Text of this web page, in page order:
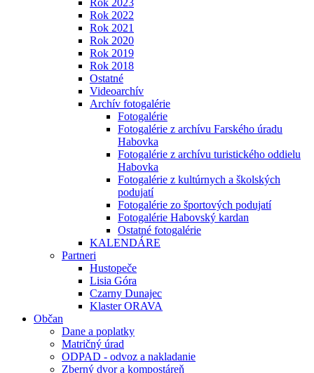
Rok 2023
Rok 2022
Rok 2021
Rok 2020
Rok 2019
Rok 2018
Ostatné
Videoarchív
Archív fotogalérie
Fotogalérie
Fotogalérie z archívu Farského úradu
Habovka
Fotogalérie z archívu turistického oddielu
Habovka
Fotogalérie z kultúrnych a školských
podujatí
Fotogalérie zo športových podujatí
Fotogalérie Habovský kardan
Ostatné fotogalérie
KALENDÁRE
Partneri
Hustopeče
Lisia Góra
Czarny Dunajec
Klaster ORAVA
Občan
Dane a poplatky
Matričný úrad
ODPAD - odvoz a nakladanie
Zberný dvor a kompostáreň